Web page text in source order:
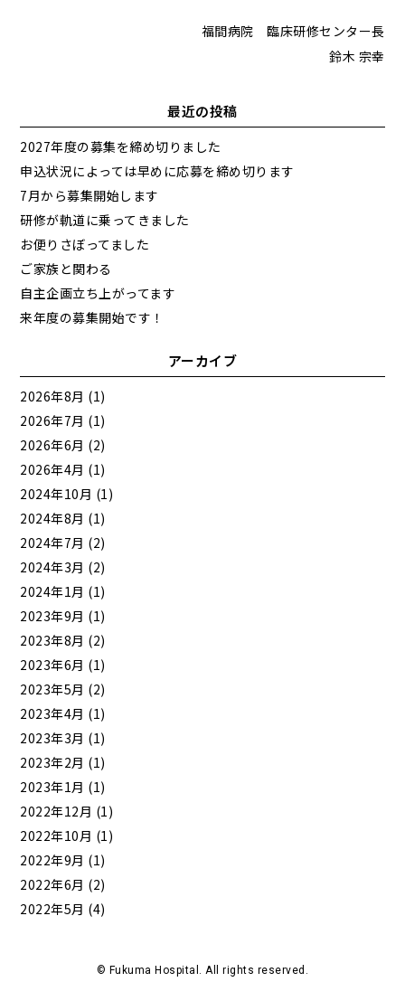
福間病院 臨床研修センター長
鈴木 宗幸
最近の投稿
2027年度の募集を締め切りました
申込状況によっては早めに応募を締め切ります
7月から募集開始します
研修が軌道に乗ってきました
お便りさぼってました
ご家族と関わる
自主企画立ち上がってます
来年度の募集開始です！
アーカイブ
2026年8月 (1)
2026年7月 (1)
2026年6月 (2)
2026年4月 (1)
2024年10月 (1)
2024年8月 (1)
2024年7月 (2)
2024年3月 (2)
2024年1月 (1)
2023年9月 (1)
2023年8月 (2)
2023年6月 (1)
2023年5月 (2)
2023年4月 (1)
2023年3月 (1)
2023年2月 (1)
2023年1月 (1)
2022年12月 (1)
2022年10月 (1)
2022年9月 (1)
2022年6月 (2)
2022年5月 (4)
© Fukuma Hospital. All rights reserved.